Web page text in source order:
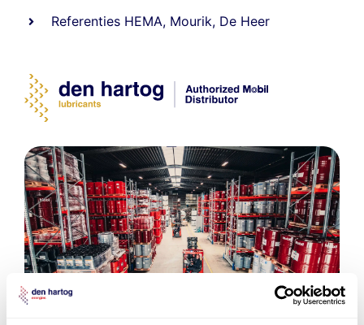
Referenties HEMA, Mourik, De Heer